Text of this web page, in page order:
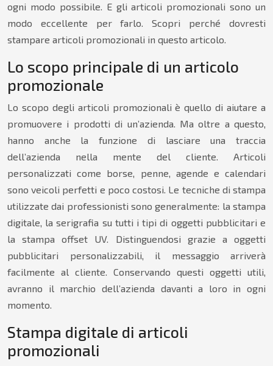
ogni modo possibile. E gli articoli promozionali sono un
modo eccellente per farlo. Scopri perché dovresti
stampare articoli promozionali in questo articolo.
Lo scopo principale di un articolo
promozionale
Lo scopo degli articoli promozionali è quello di aiutare a
promuovere i prodotti di un’azienda. Ma oltre a questo,
hanno anche la funzione di lasciare una traccia
dell’azienda nella mente del cliente. Articoli
personalizzati come borse, penne, agende e calendari
sono veicoli perfetti e poco costosi. Le tecniche di stampa
utilizzate dai professionisti sono generalmente: la stampa
digitale, la serigrafia su tutti i tipi di oggetti pubblicitari e
la stampa offset UV. Distinguendosi grazie a oggetti
pubblicitari personalizzabili, il messaggio arriverà
facilmente al cliente. Conservando questi oggetti utili,
avranno il marchio dell’azienda davanti a loro in ogni
momento.
Stampa digitale di articoli
promozionali